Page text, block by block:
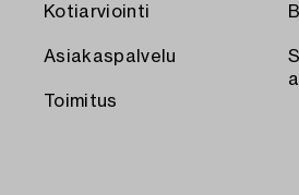
Kotiarviointi
Asiakaspalvelu
Toimitus